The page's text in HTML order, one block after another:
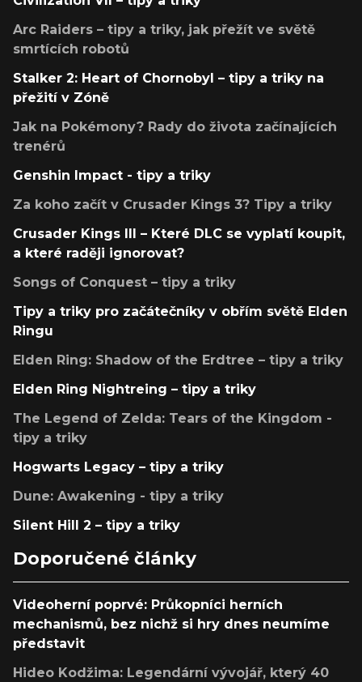
Arc Raiders – tipy a triky, jak přežít ve světě
smrtících robotů
Stalker 2: Heart of Chornobyl – tipy a triky na
přežití v Zóně
Jak na Pokémony? Rady do života začínajících
trenérů
Genshin Impact - tipy a triky
Za koho začít v Crusader Kings 3? Tipy a triky
Crusader Kings III – Které DLC se vyplatí koupit,
a které raději ignorovat?
Songs of Conquest – tipy a triky
Tipy a triky pro začátečníky v obřím světě Elden
Ringu
Elden Ring: Shadow of the Erdtree – tipy a triky
Elden Ring Nightreing – tipy a triky
The Legend of Zelda: Tears of the Kingdom -
tipy a triky
Hogwarts Legacy – tipy a triky
Dune: Awakening - tipy a triky
Silent Hill 2 – tipy a triky
Doporučené články
Videoherní poprvé: Průkopníci herních
mechanismů, bez nichž si hry dnes neumíme
představit
Hideo Kodžima: Legendární vývojář, který 40